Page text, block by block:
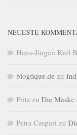
NEUESTE
Hans-Jürgen Karl
blogtique.de zu
Fritz zu Die Maske
Petra Caspari zu